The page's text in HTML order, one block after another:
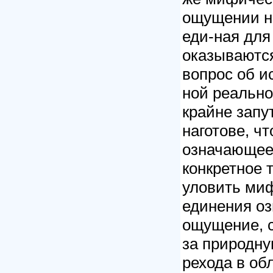
ощущении
еди-ная для
вопрос об
ной
крайне
наготове,
уловить
единения
ощущение,
за
рехода в